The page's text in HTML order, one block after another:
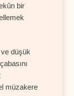
bir
ve düşük
müzakere